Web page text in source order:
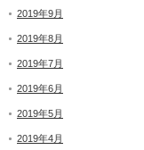
2019年9月
2019年8月
2019年7月
2019年6月
2019年5月
2019年4月